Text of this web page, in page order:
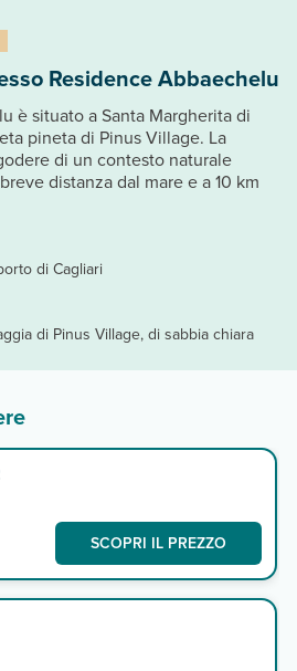
di Cagliari
di Pinus Village, di sabbia chiara
Residence Abbaechelu
è situato a Santa Margherita di
pineta di Pinus Village. La
di un contesto naturale
distanza dal mare e a 10 km
SCOPRI IL PREZZO